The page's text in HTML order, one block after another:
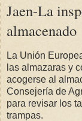
Jaen-La
almacenado
La Unión
las almazaras y
acogerse al
Consejería de
para revisar los
trampas.